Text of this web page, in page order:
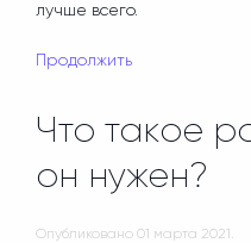
лучше всего.
Продолжить
Что такое
он нужен?
Опубликовано 01 марта 2021 .